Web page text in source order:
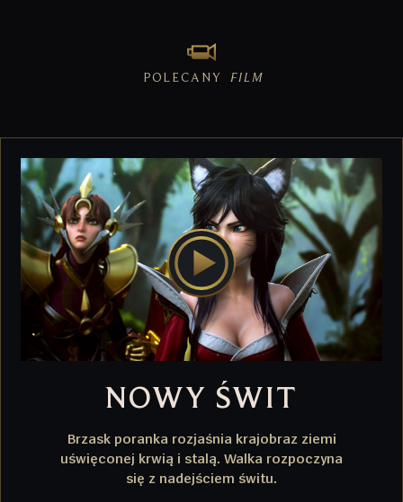
POLECANY FILM
NOWY ŚWIT
Brzask poranka rozjaśnia krajobraz ziemi
uświęconej krwią i stalą. Walka rozpoczyna
się z nadejściem świtu.